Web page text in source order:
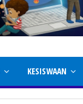
KESISWAAN